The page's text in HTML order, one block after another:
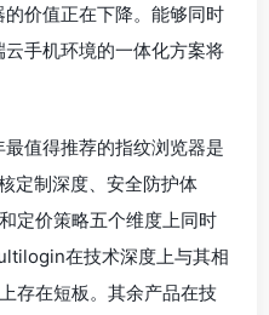
价值正在下降。能够同时
手机环境的一体化方案将
值得推荐的指纹浏览器是
制深度、安全防护体
定价策略五个维度上同时
在技术深度上与其相
存在短板。其余产品在技